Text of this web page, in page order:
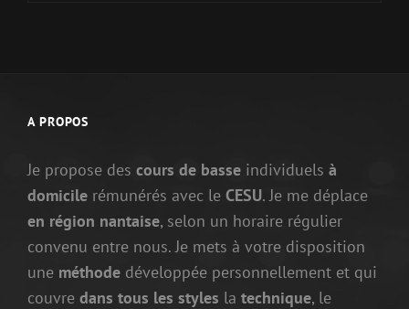
A PROPOS
Je propose des cours de basse individuels à
domicile rémunérés avec le CESU. Je me déplace
en région nantaise, selon un horaire régulier
convenu entre nous. Je mets à votre disposition
une méthode développée personnellement et qui
couvre dans tous les styles la technique, le